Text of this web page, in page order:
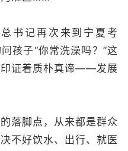
记再次来到宁夏考
孩子“你常洗澡吗？”这
印证着质朴真谛——发展
脚点，从来都是群众
不好饮水、出行、就医